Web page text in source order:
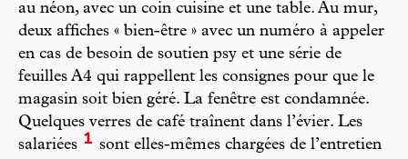
au néon, avec un coin cuisine et une table. Au mur,
deux affiches « bien-être » avec un numéro à appeler
en cas de besoin de soutien psy et une série de
feuilles A4 qui rappellent les consignes pour que le
magasin soit bien géré. La fenêtre est condamnée.
Quelques verres de café traînent dans l’évier. Les
salariées 1 sont elles-mêmes chargées de l’entretien